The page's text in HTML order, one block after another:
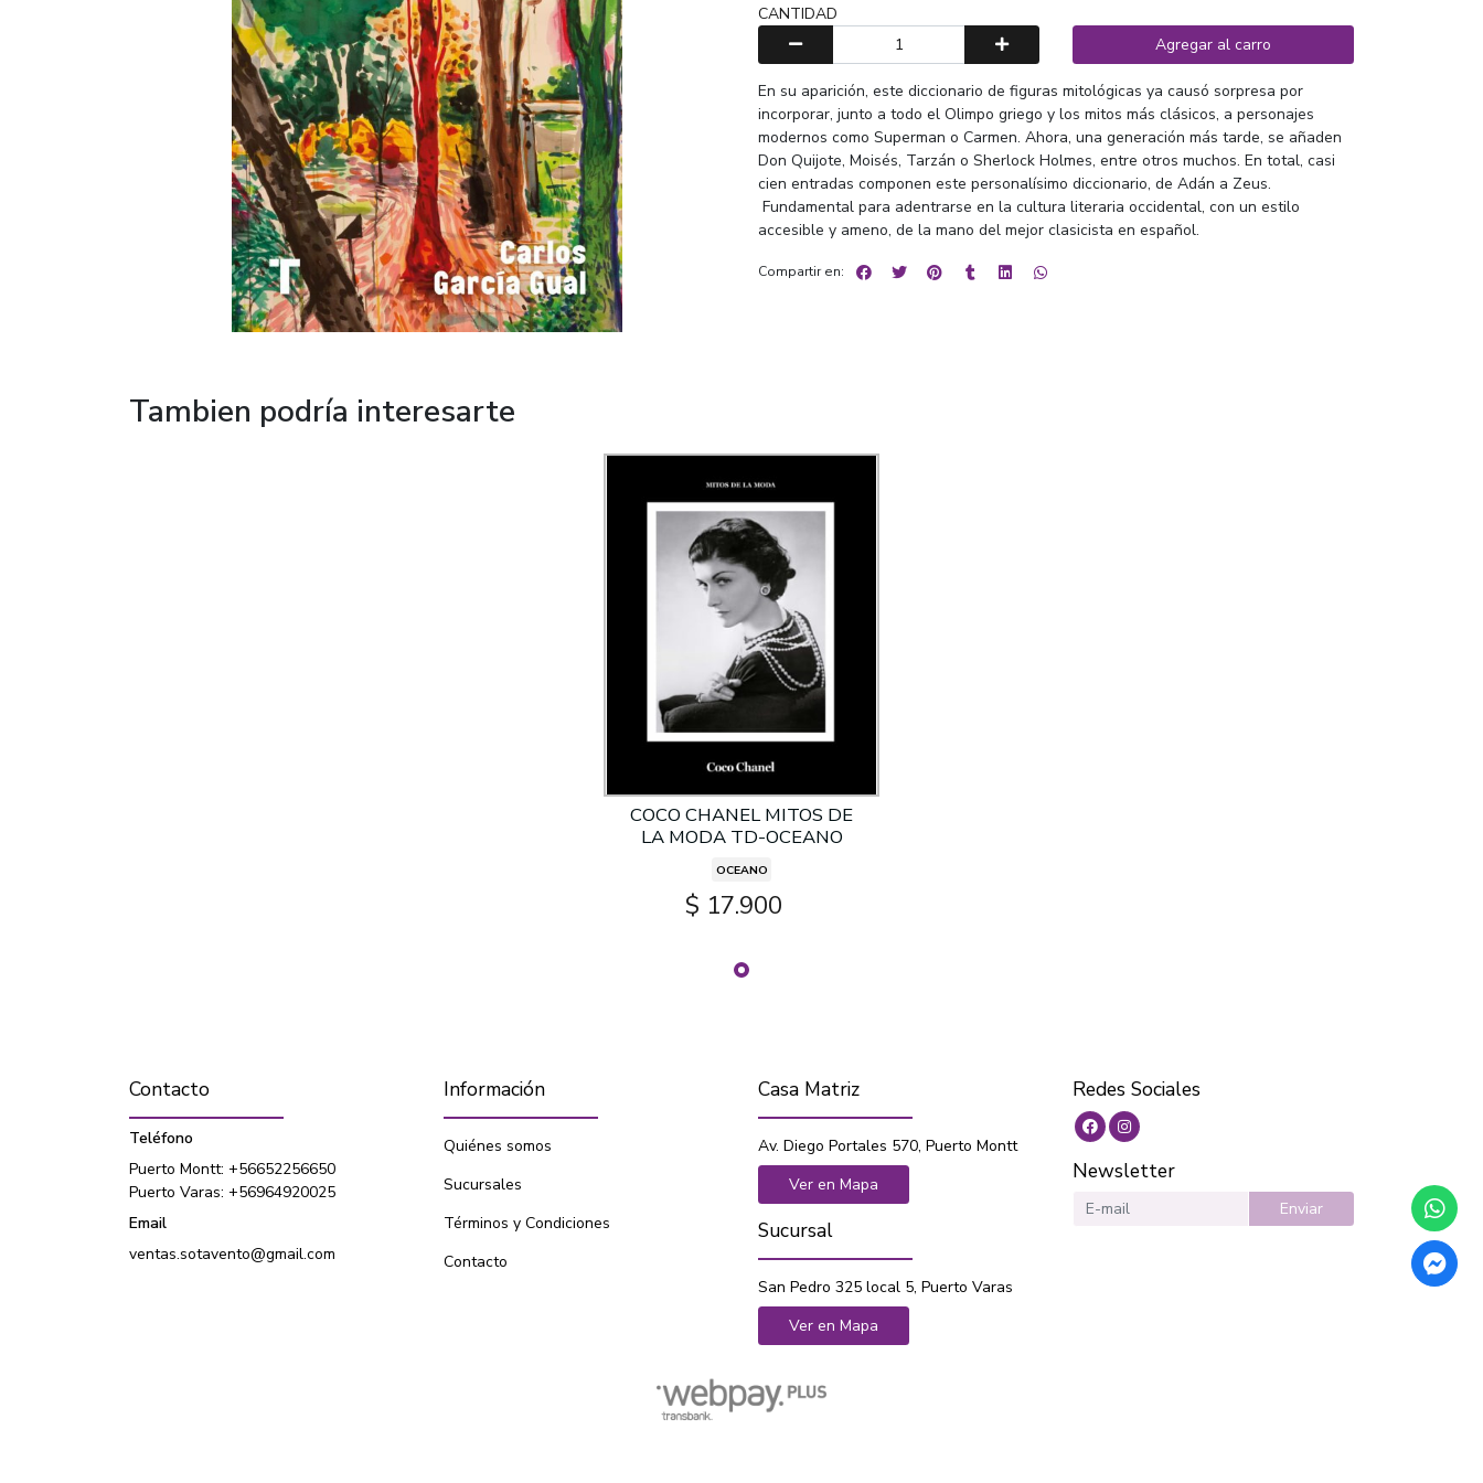
CANTIDAD
Agregar al carro
En su aparición, este diccionario de figuras mitológicas ya causó sorpresa por
incorporar, junto a todo el Olimpo griego y los mitos más clásicos, a personajes
modernos como Superman o Carmen. Ahora, una generación más tarde, se añaden
Don Quijote, Moisés, Tarzán o Sherlock Holmes, entre otros muchos. En total, casi
cien entradas componen este personalísimo diccionario, de Adán a Zeus.
Fundamental para adentrarse en la cultura literaria occidental, con un estilo
accesible y ameno, de la mano del mejor clasicista en español.
Compartir en:
Tambien podría interesarte
COCO CHANEL MITOS DE
LA MODA TD-OCEANO
OCEANO
$ 17.900
Contacto
Teléfono
Puerto Montt: +56652256650
Puerto Varas: +56964920025
Email
ventas.sotavento@gmail.com
Información
Quiénes somos
Sucursales
Términos y Condiciones
Contacto
Casa Matriz
Av. Diego Portales 570, Puerto Montt
Ver en Mapa
Sucursal
San Pedro 325 local 5, Puerto Varas
Ver en Mapa
Redes Sociales
Newsletter
Enviar